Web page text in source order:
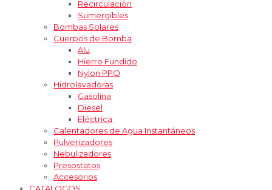
Recirculación
Sumergibles
Bombas Solares
Cuerpos de Bomba
Alu
Hierro Fundido
Nylon PPO
Hidrolavadoras
Gasolina
Diesel
Eléctrica
Calentadores de Agua Instantáneos
Pulverizadores
Nebulizadores
Presostatos
Accesorios
CATALOGOS